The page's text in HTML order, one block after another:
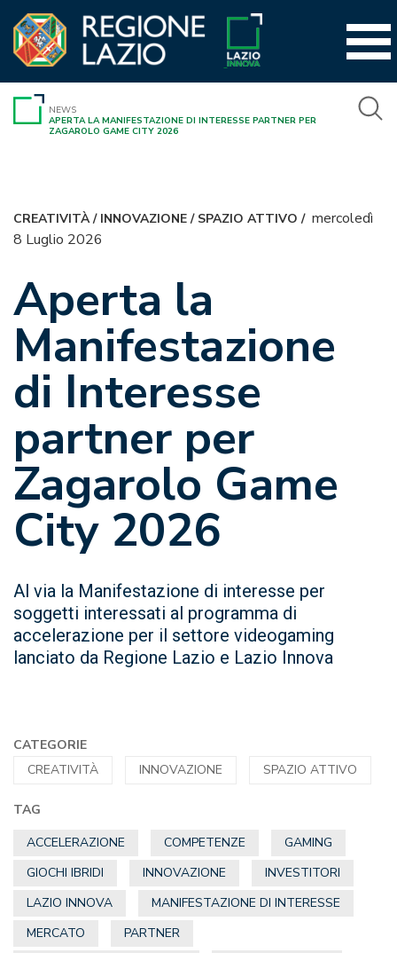
contenuto
NEWS
APERTA LA MANIFESTAZIONE DI INTERESSE PARTNER PER
ZAGAROLO GAME CITY 2026
CREATIVITÀ/ INNOVAZIONE/ SPAZIO ATTIVO / mercoledì
8 Luglio 2026
Aperta la
Manifestazione
di Interesse
partner per
Zagarolo Game
City 2026
Al via la Manifestazione di interesse per
soggetti interessati al programma di
accelerazione per il settore videogaming
lanciato da Regione Lazio e Lazio Innova
CATEGORIE
CREATIVITÀ
INNOVAZIONE SPAZIO ATTIVO
TAG
ACCELERAZIONE
COMPETENZE
GAMING
GIOCHI IBRIDI
INNOVAZIONE
INVESTITORI
LAZIO INNOVA
MANIFESTAZIONE DI INTERESSE
MERCATO
PARTNER